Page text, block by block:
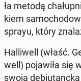
ła metodą
kiem
sprayu, który
Hal­li­well (właść.
well) po­ja­wi­ła się
swoją